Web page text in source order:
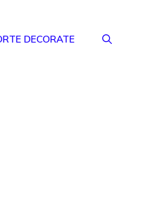
DECORATE